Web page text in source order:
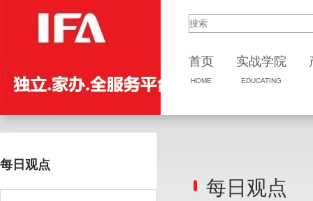
首页
HOME
实战学院
EDUCATING
每日观点
每日观点